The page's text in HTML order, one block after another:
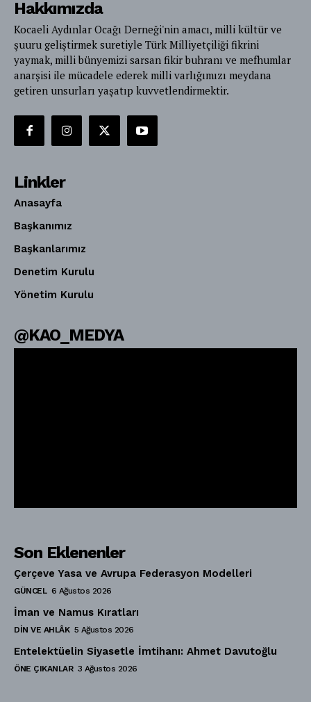
Hakkımızda
Kocaeli Aydınlar Ocağı Derneği'nin amacı, milli kültür ve
şuuru geliştirmek suretiyle Türk Milliyetçiliği fikrini
yaymak, milli bünyemizi sarsan fikir buhranı ve mefhumlar
anarşisi ile mücadele ederek milli varlığımızı meydana
getiren unsurları yaşatıp kuvvetlendirmektir.
Linkler
Anasayfa
Başkanımız
Başkanlarımız
Denetim Kurulu
Yönetim Kurulu
@KAO_MEDYA
Son Eklenenler
Çerçeve Yasa ve Avrupa Federasyon Modelleri
GÜNCEL 6 Ağustos 2026
İman ve Namus Kıratları
DIN VE AHLÂK 5 Ağustos 2026
Entelektüelin Siyasetle İmtihanı: Ahmet Davutoğlu
ÖNE ÇIKANLAR 3 Ağustos 2026